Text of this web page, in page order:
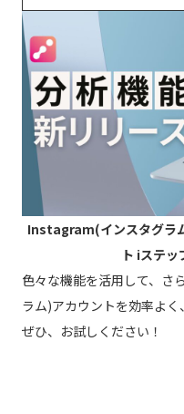
Instagram(インスタグラ
ト iステ
色々な機能を活用して、
ラム)アカウントを効率よく
ぜひ、お試しください！